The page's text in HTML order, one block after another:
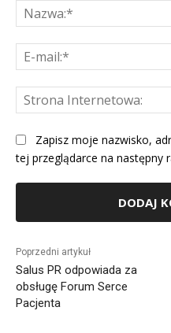
Zapisz moje nazwisko,
tej przeglądarce na następny
Poprzedni artykuł
Salus PR odpowiada za
obsługę Forum Serce
Pacjenta